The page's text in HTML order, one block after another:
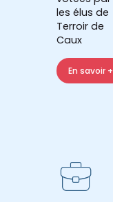
les élus de
Terroir de
Caux
En savoir +